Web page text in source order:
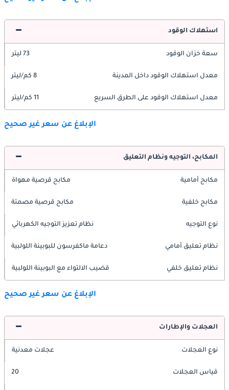
استهلاك الوقود
سعة خزان الوقود 73 ليتر
معدل استهلاك الوقود داخل المدينة 8 كم/ليتر
معدل استهلاك الوقود على الطرق السريع 11 كم/ليتر
الإبلاغ عن سعر غير صحيح
المكابح، التوجيه ونظام التعليق
مكابح أمامية مكابح قرصية مهواة
مكابح خلفية مكابح قرصية مصمتة
نوع التوجيه نظام تعزيز التوجيه الكهربائي
نظام تعليق أمامي دعامة ماكفرسون للبوبينة اللولبية
نظام تعليق خلفي قضيب الالتواء مع البوبينة اللولبية
الإبلاغ عن سعر غير صحيح
العجلات والإطارات
نوع العجلات عجلات معدنية
قياس العجلات 20